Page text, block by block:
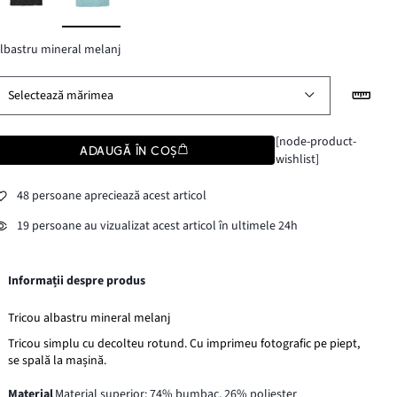
mineral melanj
Selectează mărimea
ADAUGĂ ÎN COȘ
[node-product-
wishlist]
48 persoane apreciează acest articol
19 persoane au vizualizat acest articol în ultimele 24h
Informații despre produs
Tricou albastru mineral melanj
Tricou simplu cu decolteu rotund. Cu imprimeu fotografic pe piept,
se spală la mașină.